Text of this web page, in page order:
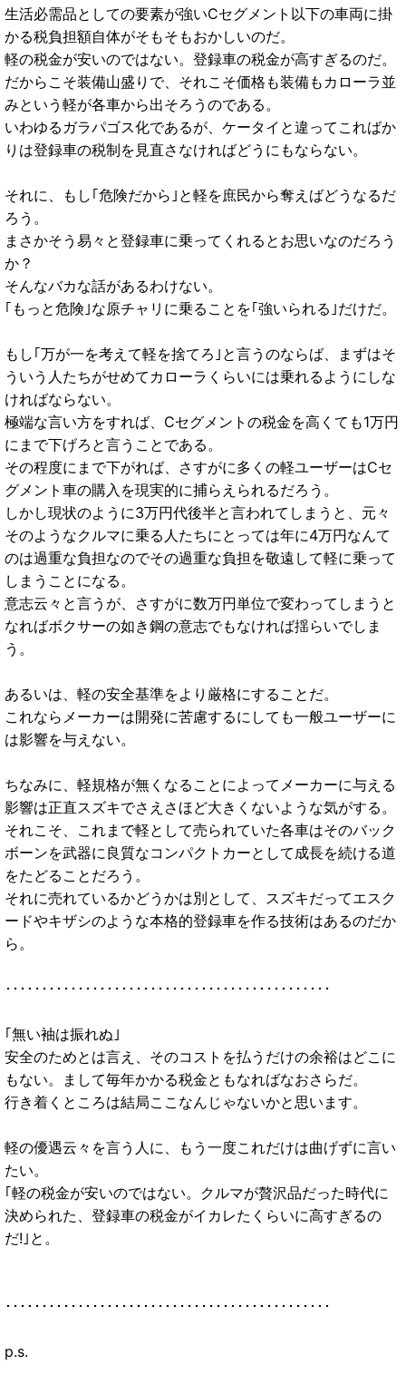
生活必需品としての要素が強いCセグメント以下の車両に掛
かる税負担額自体がそもそもおかしいのだ。
軽の税金が安いのではない。登録車の税金が高すぎるのだ。
だからこそ装備山盛りで、それこそ価格も装備もカローラ並
みという軽が各車から出そろうのである。
いわゆるガラパゴス化であるが、ケータイと違ってこればか
りは登録車の税制を見直さなければどうにもならない。
それに、もし｢危険だから｣と軽を庶民から奪えばどうなるだ
ろう。
まさかそう易々と登録車に乗ってくれるとお思いなのだろう
か？
そんなバカな話があるわけない。
｢もっと危険｣な原チャリに乗ることを｢強いられる｣だけだ。
もし｢万が一を考えて軽を捨てろ｣と言うのならば、まずはそ
ういう人たちがせめてカローラくらいには乗れるようにしな
ければならない。
極端な言い方をすれば、Cセグメントの税金を高くても1万円
にまで下げろと言うことである。
その程度にまで下がれば、さすがに多くの軽ユーザーはCセ
グメント車の購入を現実的に捕らえられるだろう。
しかし現状のように3万円代後半と言われてしまうと、元々
そのようなクルマに乗る人たちにとっては年に4万円なんて
のは過重な負担なのでその過重な負担を敬遠して軽に乗って
しまうことになる。
意志云々と言うが、さすがに数万円単位で変わってしまうと
なればボクサーの如き鋼の意志でもなければ揺らいでしま
う。
あるいは、軽の安全基準をより厳格にすることだ。
これならメーカーは開発に苦慮するにしても一般ユーザーに
は影響を与えない。
ちなみに、軽規格が無くなることによってメーカーに与える
影響は正直スズキでさえさほど大きくないような気がする。
それこそ、これまで軽として売られていた各車はそのバック
ボーンを武器に良質なコンパクトカーとして成長を続ける道
をたどることだろう。
それに売れているかどうかは別として、スズキだってエスク
ードやキザシのような本格的登録車を作る技術はあるのだか
ら。
･････････････････････････････････････････････
｢無い袖は振れぬ｣
安全のためとは言え、そのコストを払うだけの余裕はどこに
もない。まして毎年かかる税金ともなればなおさらだ。
行き着くところは結局ここなんじゃないかと思います。
軽の優遇云々を言う人に、もう一度これだけは曲げずに言い
たい。
｢軽の税金が安いのではない。クルマが贅沢品だった時代に
決められた、登録車の税金がイカレたくらいに高すぎるの
だ!｣と。
･････････････････････････････････････････････
p.s.